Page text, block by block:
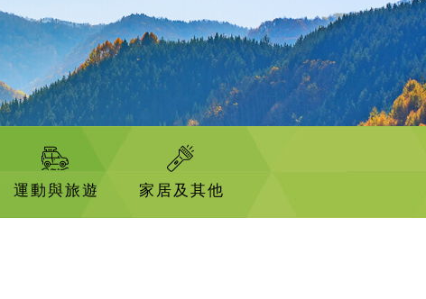
運動與旅遊 家居及其他